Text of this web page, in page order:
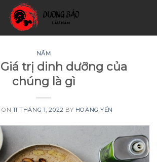
NẤM
trị dinh dưỡng của
chúng là gì
ON 11 THÁNG 1, 2022 BY HOÀNG YẾN